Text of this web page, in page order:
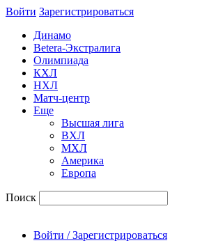
Войти Зарегиcтрироваться
Динамо
Betera-Экстралига
Олимпиада
КХЛ
НХЛ
Матч-центр
Еще
Высшая лига
ВХЛ
МХЛ
Америка
Европа
Поиск
Войти / Зарегистрироваться